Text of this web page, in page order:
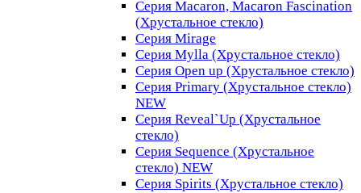
Серия Macaron, Macaron Fascination
(Хрустальное стекло)
Серия Mirage
Серия Mylla (Хрустальное стекло)
Серия Open up (Хрустальное стекло)
Серия Primary (Хрустальное стекло)
NEW
Серия Reveal`Up (Хрустальное
стекло)
Серия Sequence (Хрустальное
стекло) NEW
Серия Spirits (Хрустальное стекло)